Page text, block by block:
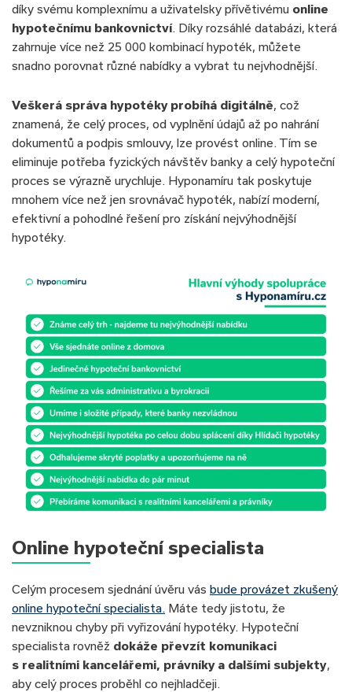
díky svému komplexnímu a uživatelsky přívětivému online
hypotečnímu bankovnictví. Díky rozsáhlé databázi, která
zahrnuje více než 25 000 kombinací hypoték, můžete
snadno porovnat různé nabídky a vybrat tu nejvhodnější.
Veškerá správa hypotéky probíhá digitálně, což
znamená, že celý proces, od vyplnění údajů až po nahrání
dokumentů a podpis smlouvy, lze provést online. Tím se
eliminuje potřeba fyzických návštěv banky a celý hypoteční
proces se výrazně urychluje. Hyponamíru tak poskytuje
mnohem více než jen srovnávač hypoték, nabízí moderní,
efektivní a pohodlné řešení pro získání nejvýhodnější
hypotéky.
Online hypoteční specialista
Celým procesem sjednání úvěru vás bude provázet zkušený
online hypoteční specialista. Máte tedy jistotu, že
nevzniknou chyby při vyřizování hypotéky. Hypoteční
specialista rovněž dokáže převzít komunikaci
s realitními kancelářemi, právníky a dalšími subjekty,
aby celý proces proběhl co nejhladčeji.